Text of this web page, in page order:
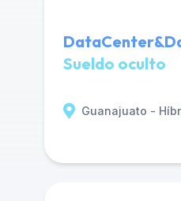
Sueldo oculto
Guanajuato -